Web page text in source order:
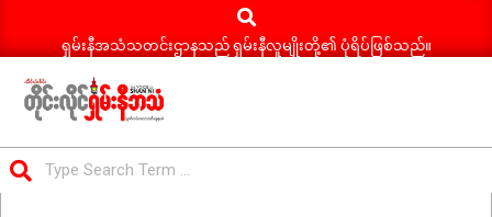
Search
ရှမ်းနီအသံသတင်းဌာနသည် ရှမ်းနီလူမျိုးတို့၏ ပုံရိပ်ဖြစ်သည်။
ရှမ်း
နီ